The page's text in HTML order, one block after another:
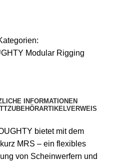
Modular Rigging
INFORMATIONEN
ZUBEHÖRARTIKELVERWEIS
bietet mit dem
MRS – ein flexibles
von Scheinwerfern und